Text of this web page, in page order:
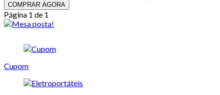
COMPRAR AGORA
Página 1 de 1
Cupom